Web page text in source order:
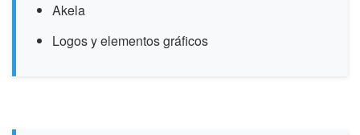
Akela
Logos y elementos gráficos